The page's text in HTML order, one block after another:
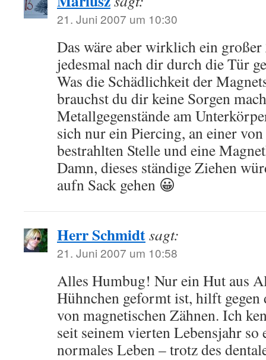
21. Juni 2007 um 10:30
Das wäre aber wirklich ein
jedesmal nach dir durch die Tür
Was die Schädlichkeit der
brauchst du dir keine Sorgen
Metallgegenstände am
sich nur ein Piercing, an einer
bestrahlten Stelle und eine
Damn, dieses ständige Ziehen
aufn Sack gehen 😀
Herr Schmidtsagt:
21. Juni 2007 um 10:58
Alles Humbug! Nur ein Hut aus
Hühnchen geformt ist, hilft
von magnetischen Zähnen. Ich
seit seinem vierten Lebensjahr so
normales Leben – trotz des